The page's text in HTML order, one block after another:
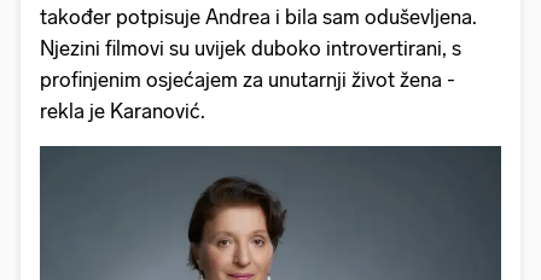
također potpisuje Andrea i bila sam oduševljena.
Njezini filmovi su uvijek duboko introvertirani, s
profinjenim osjećajem za unutarnji život žena -
rekla je Karanović.